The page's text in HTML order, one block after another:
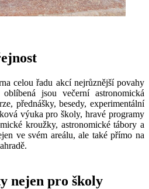
celou řadu akcí nejrůznější povahy
jsou večerní astronomická
přednášky, besedy, experimentální
výuka pro školy, hravé programy
kroužky, astronomické tábory a
ve svém areálu, ale také přímo na
nejen pro školy